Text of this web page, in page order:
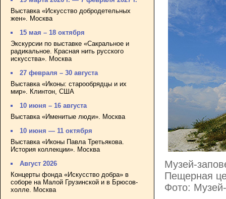
Выставка «Искусство добродетельных
жен». Москва
15 мая – 18 октября
Экскурсии по выставке «Сакральное и
радикальное. Красная нить русского
искусства». Москва
27 февраля – 30 августа
Выставка «Иконы: старообрядцы и их
мир». Клинтон, США
10 июня – 16 августа
Выставка «Именитые люди». Москва
10 июня — 11 октября
Выставка «Иконы Павла Третьякова.
История коллекции». Москва
Август 2026
Концерты фонда «Искусство добра» в
соборе на Малой Грузинской и в Брюсов-
холле. Москва
Музей-
Пещерная
Фото: